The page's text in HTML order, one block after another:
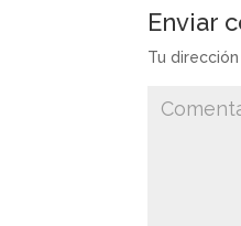
Enviar
Tu